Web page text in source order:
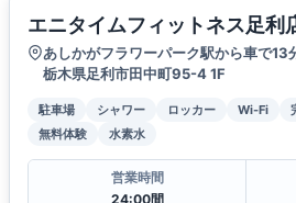
エニタイムフィットネス足利
あしかがフラワーパーク駅から車で13
栃木県足利市田中町95-4 1F
駐車場 シャワー ロッカー Wi-Fi
無料体験
水素水
営業時間
24:00間